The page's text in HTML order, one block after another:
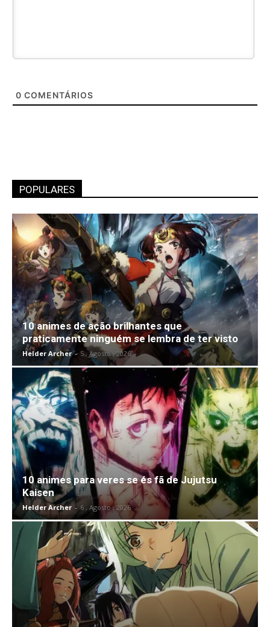
0 COMENTÁRIOS
POPULARES
10 animes de ação brilhantes que
praticamente ninguém se lembra de ter visto
Helder Archer - 5 , Agosto , 2026
10 animes para veres se és fã de Jujutsu
Kaisen
Helder Archer - 6 , Agosto , 2026